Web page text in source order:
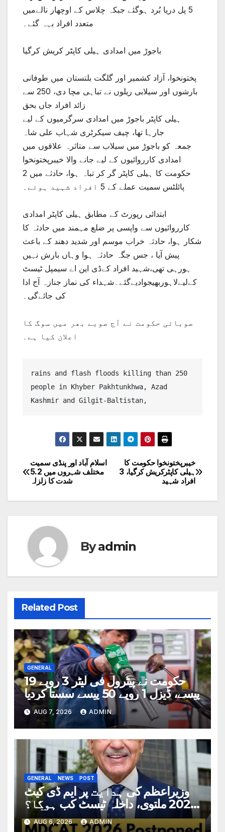
5 پل دریا بُرد ہوگئے جبکہ چلاس کے اوچھار نالےمیں
متعدد افراد بہہ گئے۔
باجوڑ میں امدادی ہیلی کاپٹر کریش کرگیا
پختونخوا، آزاد کشمیر اور گلگت بلتستان میں طوفانی
بارشوں اور سیلابی ریلوں نے تباہی مچا دی، 250 سے
زائد افراد جاں بحق
ہیلی کاپٹر باجوڑ میں امدادی سرگرمیوں کے لیے
جارہا تھا، چیف سیکرٹری شہاب علی شاہ
جمعہ کو باجوڑ میں سیلاب سے متاثرہ علاقوں میں
امدادی کارروائیوں کے لیے جانے والا خیبرپختونخوا
حکومت کا ہیلی کاپٹر گر کر تباہ ہوا، حادثے میں 2
پائلٹس سمیت عملے کے 5 افراد شہید ہوئے۔
ابتدائی رپورٹ کے مطابق ہیلی کاپٹر امدادی
کارروائیوں سے واپسی پر ضلع مہمند میں حادثہ کا
شکار ہوا، حادثہ خراب موسم اور شدید دھند کے باعث
پیش آیا ، جس جگہ حادثہ ہوا وہاں بارش نہیں
ہورہی تھی،شہید افراد کےڈی این اے سیمپل ٹیسٹ
کےلیےلاہوربھیجوادیےگئے۔شہداء کی نماز جنازہ آج ادا
کی جائےگی۔
صوبائی حکومت نے آج صوبے بھر میں سوگ کا
اعلان کیا ہے۔
rains and flash floods killing than 250
people in Khyber Pakhtunkhwa, Azad
Kashmir and Gilgit-Baltistan,
Post
navigation
خیبرپختونخوا حکومت کا
ہیلی کاپٹرکریش کرگیا، 3
افراد شہید
اسلام آباد اور پنڈی سمیت
مختلف شہروں میں 5.2
شدت کا زلزلہ
Byadmin
Related Post
GENERAL
حکومت نے پیٹرول فی لیٹر 3 روپے 19
پیسے، ڈیزل 1 روپے 50 پیسے سستا کردیا
AUG 7, 2026 ADMIN
GENERAL NEWS POST
وزیراعظم کی ہدایت پر ایم ڈی کیٹ
2026 ملتوی، داخلہ ٹیسٹ کب ہوگا؟
تاریخ سامنے آگئی
AUG 6, 2026 ADMIN